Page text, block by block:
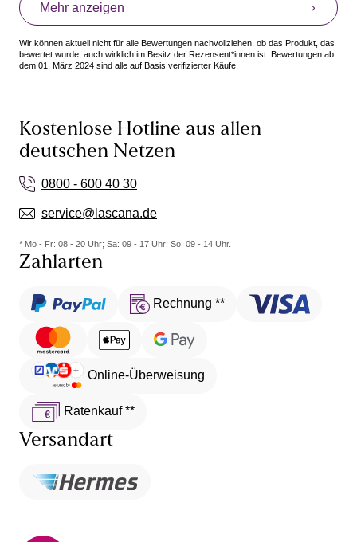
da ich diese zumeist in der kalten Jahreszeit trage
dies nicht. Somit sind diese fünf Sterne wert und ich
spreche hiermit eine Kaufempfehlung aus.
Mehr anzeigen
Wir können aktuell nicht für alle Bewertungen nachvollziehen, ob das Produkt, das
bewertet wurde, auch wirklich im Besitz der Rezensent*innen ist. Bewertungen ab
dem 01. März 2024 sind alle auf Basis verifizierter Käufe.
Kostenlose Hotline aus allen
deutschen Netzen
0800 - 600 40 30
service@lascana.de
* Mo - Fr: 08 - 20 Uhr; Sa: 09 - 17 Uhr; So: 09 - 14 Uhr.
Zahlarten
Rechnung **
Online-Überweisung
Ratenkauf **
Versandart